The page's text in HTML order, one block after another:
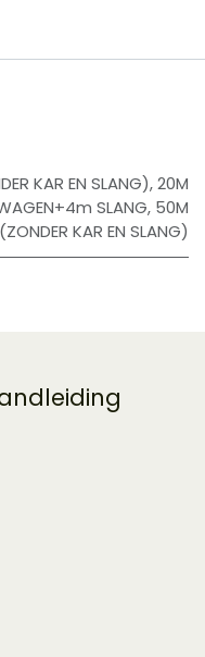
KAR EN SLANG),20M
SLANG, 50M
(ZONDER KAR EN SLANG)